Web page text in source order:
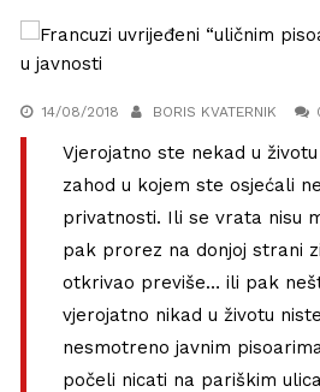
14/08/2018 BORIS KVATERNIK
Vjerojatno ste nekad u
zahod u kojem ste osjećali
privatnosti. Ili se vrata nisu
pak prorez na donjoj strani
otkrivao previše… ili pak
vjerojatno nikad u životu
nesmotreno javnim
počeli nicati na pariškim